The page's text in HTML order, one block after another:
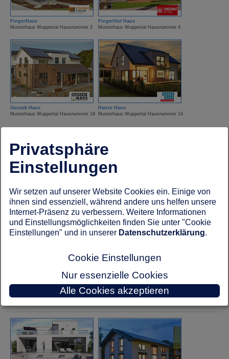
FingerHaus
Musterhaus Wuppertal Hausnummer 3
FingerHut Haus
Musterhaus Wuppertal Hausnummer 4
Gussek Haus
Musterhaus Wuppertal Hausnummer 19
Hanse Haus
Musterhaus Wuppertal Hausnummer 14
HUF Haus
Musterhaus Wuppertal Hausnummer 7
ISOWOOD Haus
Musterhaus Wuppertal Hausnummer 13
Musterhaus Wuppertal Hausnummer 9
Nordhaus
Musterhaus Wuppertal Hausnummer 17
Privatsphäre
Einstellungen
Wir setzen auf unserer Website Cookies ein. Einige von
ihnen sind essenziell, während andere uns helfen unsere
Internet-Präsenz zu verbessern. Weitere Informationen
und Einstellungsmöglichkeiten finden Sie unter "Cookie
Einstellungen" und in unserer Datenschutzerklärung.
Cookie Einstellungen
Nur essenzielle Cookies
Alle Cookies akzeptieren